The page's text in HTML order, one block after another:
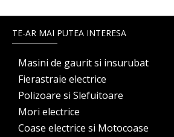
TE-AR MAI PUTEA INTERESA
Masini de gaurit si insurubat
Fierastraie electrice
Polizoare si Slefuitoare
Mori electrice
Coase electrice si Motocoase